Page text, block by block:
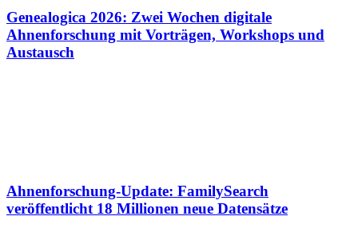
Genealogica 2026: Zwei Wochen digitale
Ahnenforschung mit Vorträgen, Workshops und
Austausch
Ahnenforschung-Update: FamilySearch
veröffentlicht 18 Millionen neue Datensätze